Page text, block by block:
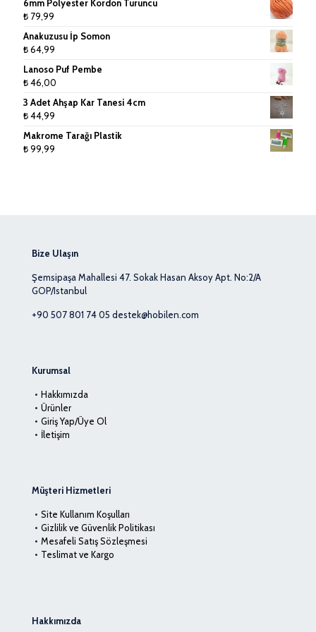
6mm Polyester Kordon Turuncu
₺ 79,99
Anakuzusu İp Somon
₺64,99
Lanoso Puf Pembe
₺46,00
3 Adet Ahşap Kar Tanesi 4cm
₺44,99
Makrome Tarağı Plastik
₺99,99
Bize Ulaşın
Şemsipaşa Mahallesi 47. Sokak Hasan Aksoy Apt. No:2/A
GOP/Istanbul
+90 507 801 74 05 destek@hobilen.com
Kurumsal
Hakkımızda
Ürünler
Giriş Yap/Üye Ol
İletişim
Müşteri Hizmetleri
Site Kullanım Koşulları
Gizlilik ve Güvenlik Politikası
Mesafeli Satış Sözleşmesi
Teslimat ve Kargo
Hakkımızda